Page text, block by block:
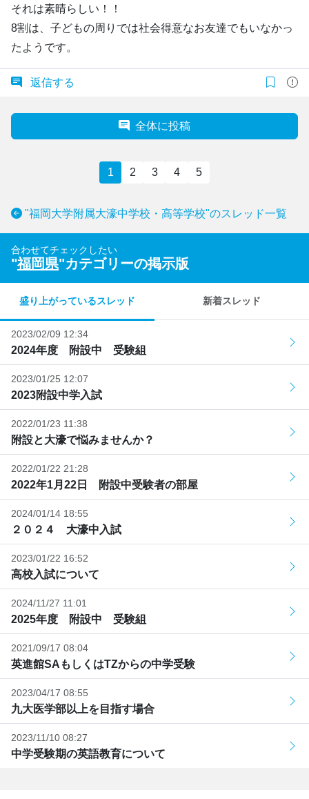
それは素晴らしい！！
8割は、子どもの周りでは社会得意なお友達でもいなかっ
たようです。
返信する
全体に投稿
1 2 3 4 5
"福岡大学附属大濠中学校・高等学校"のスレッド一覧
合わせてチェックしたい
"福岡県"カテゴリーの掲示版
盛り上がっているスレッド 新着スレッド
2023/02/09 12:34
2024年度 附設中 受験組
2023/01/25 12:07
2023附設中学入試
2022/01/23 11:38
附設と大濠で悩みませんか？
2022/01/22 21:28
2022年1月22日 附設中受験者の部屋
2024/01/14 18:55
２０２４ 大濠中入試
2023/01/22 16:52
高校入試について
2024/11/27 11:01
2025年度 附設中 受験組
2021/09/17 08:04
英進館SAもしくはTZからの中学受験
2023/04/17 08:55
九大医学部以上を目指す場合
2023/11/10 08:27
中学受験期の英語教育について